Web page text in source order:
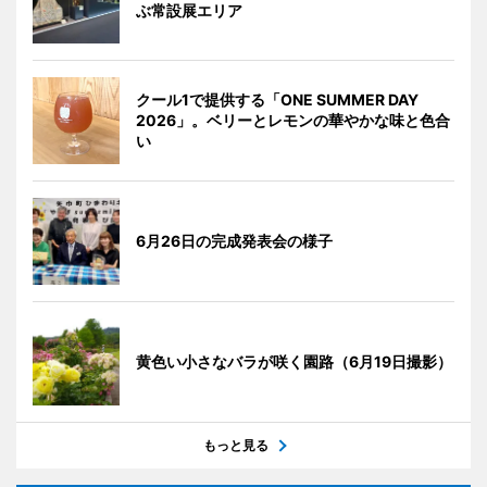
ぶ常設展エリア
クール1で提供する「ONE SUMMER DAY
2026」。ベリーとレモンの華やかな味と色合
い
6月26日の完成発表会の様子
黄色い小さなバラが咲く園路（6月19日撮影）
もっと見る